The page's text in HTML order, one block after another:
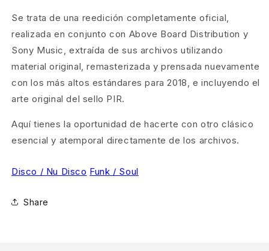
Se trata de una reedición completamente oficial,
realizada en conjunto con Above Board Distribution y
Sony Music, extraída de sus archivos utilizando
material original, remasterizada y prensada nuevamente
con los más altos estándares para 2018, e incluyendo el
arte original del sello PIR.
Aquí tienes la oportunidad de hacerte con otro clásico
esencial y atemporal directamente de los archivos.
Disco / Nu Disco Funk / Soul
Share